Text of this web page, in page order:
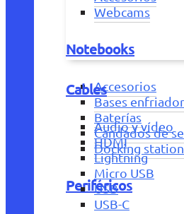
Webcams
Notebooks
Accesorios
Bases
Baterías
Candados de
Docking
Periféricos
Cables
Audio y vídeo
HDMI
Lightning
Micro USB
USB
USB-C